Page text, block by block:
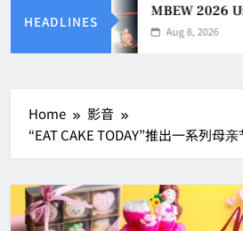
HEADLINES
MBEW 2026
Aug 8, 2026
Home
影音
“EAT CAKE TODAY”推出一系列母